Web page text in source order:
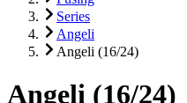
Series
Angeli
Angeli (16/24)
Angeli (16/24)